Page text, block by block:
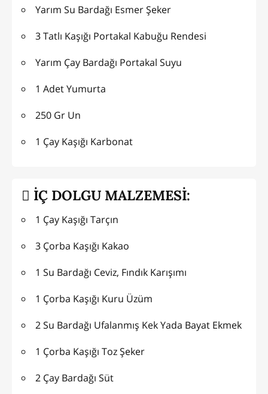
Yarım Su Bardağı Esmer Şeker
3 Tatlı Kaşığı Portakal Kabuğu Rendesi
Yarım Çay Bardağı Portakal Suyu
1 Adet Yumurta
250 Gr Un
1 Çay Kaşığı Karbonat
İÇ DOLGU MALZEMESİ:
1 Çay Kaşığı Tarçın
3 Çorba Kaşığı Kakao
1 Su Bardağı Ceviz, Fındık Karışımı
1 Çorba Kaşığı Kuru Üzüm
2 Su Bardağı Ufalanmış Kek Yada Bayat Ekmek
1 Çorba Kaşığı Toz Şeker
2 Çay Bardağı Süt